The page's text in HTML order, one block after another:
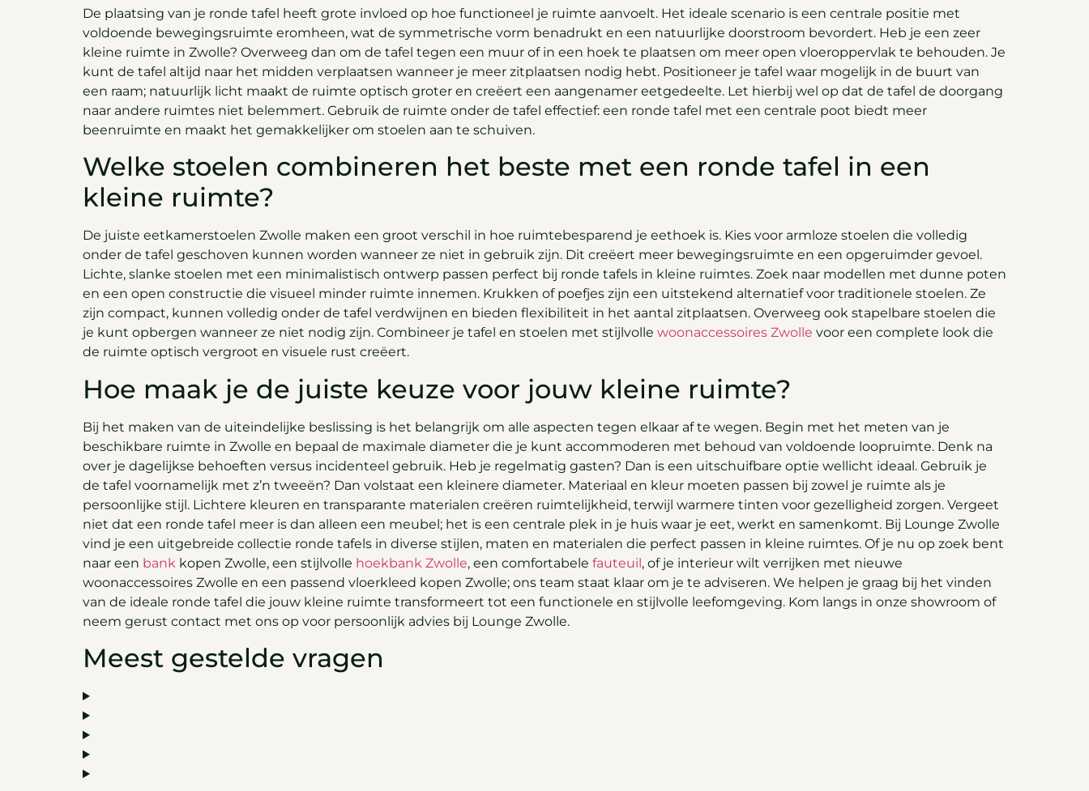
De plaatsing van je ronde tafel heeft grote invloed op hoe functioneel je ruimte aanvoelt. Het ideale scenario is een centrale positie met
voldoende bewegingsruimte eromheen, wat de symmetrische vorm benadrukt en een natuurlijke doorstroom bevordert. Heb je een zeer
kleine ruimte in Zwolle? Overweeg dan om de tafel tegen een muur of in een hoek te plaatsen om meer open vloeroppervlak te behouden. Je
kunt de tafel altijd naar het midden verplaatsen wanneer je meer zitplaatsen nodig hebt. Positioneer je tafel waar mogelijk in de buurt van
een raam; natuurlijk licht maakt de ruimte optisch groter en creëert een aangenamer eetgedeelte. Let hierbij wel op dat de tafel de doorgang
naar andere ruimtes niet belemmert. Gebruik de ruimte onder de tafel effectief: een ronde tafel met een centrale poot biedt meer
beenruimte en maakt het gemakkelijker om stoelen aan te schuiven.
Welke stoelen combineren het beste met een ronde tafel in een
kleine ruimte?
De juiste eetkamerstoelen Zwolle maken een groot verschil in hoe ruimtebesparend je eethoek is. Kies voor armloze stoelen die volledig
onder de tafel geschoven kunnen worden wanneer ze niet in gebruik zijn. Dit creëert meer bewegingsruimte en een opgeruimder gevoel.
Lichte, slanke stoelen met een minimalistisch ontwerp passen perfect bij ronde tafels in kleine ruimtes. Zoek naar modellen met dunne poten
en een open constructie die visueel minder ruimte innemen. Krukken of poefjes zijn een uitstekend alternatief voor traditionele stoelen. Ze
zijn compact, kunnen volledig onder de tafel verdwijnen en bieden flexibiliteit in het aantal zitplaatsen. Overweeg ook stapelbare stoelen die
je kunt opbergen wanneer ze niet nodig zijn. Combineer je tafel en stoelen met stijlvolle woonaccessoires Zwolle voor een complete look die
de ruimte optisch vergroot en visuele rust creëert.
Hoe maak je de juiste keuze voor jouw kleine ruimte?
Bij het maken van de uiteindelijke beslissing is het belangrijk om alle aspecten tegen elkaar af te wegen. Begin met het meten van je
beschikbare ruimte in Zwolle en bepaal de maximale diameter die je kunt accommoderen met behoud van voldoende loopruimte. Denk na
over je dagelijkse behoeften versus incidenteel gebruik. Heb je regelmatig gasten? Dan is een uitschuifbare optie wellicht ideaal. Gebruik je
de tafel voornamelijk met z’n tweeën? Dan volstaat een kleinere diameter. Materiaal en kleur moeten passen bij zowel je ruimte als je
persoonlijke stijl. Lichtere kleuren en transparante materialen creëren ruimtelijkheid, terwijl warmere tinten voor gezelligheid zorgen. Vergeet
niet dat een ronde tafel meer is dan alleen een meubel; het is een centrale plek in je huis waar je eet, werkt en samenkomt. Bij Lounge Zwolle
vind je een uitgebreide collectie ronde tafels in diverse stijlen, maten en materialen die perfect passen in kleine ruimtes. Of je nu op zoek bent
naar een bank kopen Zwolle, een stijlvolle hoekbank Zwolle, een comfortabele fauteuil, of je interieur wilt verrijken met nieuwe
woonaccessoires Zwolle en een passend vloerkleed kopen Zwolle; ons team staat klaar om je te adviseren. We helpen je graag bij het vinden
van de ideale ronde tafel die jouw kleine ruimte transformeert tot een functionele en stijlvolle leefomgeving. Kom langs in onze showroom of
neem gerust contact met ons op voor persoonlijk advies bij Lounge Zwolle.
Meest gestelde vragen